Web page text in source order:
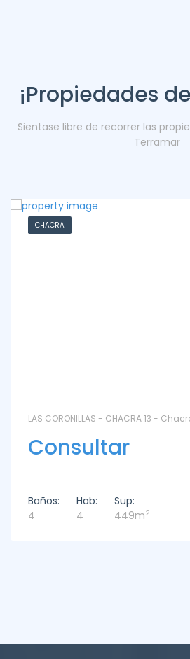
¡Propiedades
Sientase libre de recorrer las
Terramar
CHACRA
LAS CORONILLAS - CHACRA 13 -
Consultar
Baños:
4
Hab:
4
Sup:
449m2